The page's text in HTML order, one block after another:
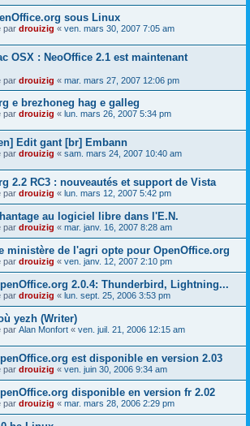
sous Linux
par drouizig « ven. mars 30, 2007 7:05 am
OSX : NeoOffice 2.1 est maintenant
par drouizig « mar. mars 27, 2007 12:06 pm
e brezhoneg hag e galleg
par drouizig « lun. mars 26, 2007 5:34 pm
Edit gant [br] Embann
par drouizig « sam. mars 24, 2007 10:40 am
2.2 RC3 : nouveautés et support de Vista
par drouizig « lun. mars 12, 2007 5:42 pm
au logiciel libre dans l'E.N.
par drouizig « mar. janv. 16, 2007 8:28 am
ministère de l'agri opte pour OpenOffice.org
par drouizig « ven. janv. 12, 2007 2:10 pm
2.0.4: Thunderbird, Lightning...
par drouizig « lun. sept. 25, 2006 3:53 pm
yezh (Writer)
par Alan Monfort « ven. juil. 21, 2006 12:15 am
est disponible en version 2.03
par drouizig « ven. juin 30, 2006 9:34 am
disponible en version fr 2.02
par drouizig « mar. mars 28, 2006 2:29 pm